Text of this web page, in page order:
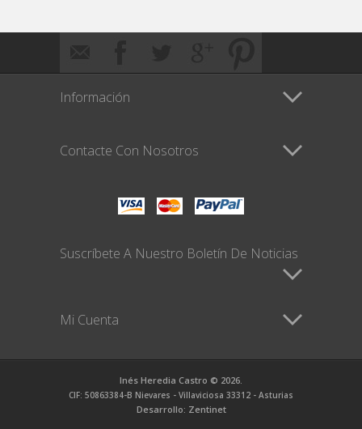
Información
Contacte Con Nosotros
Suscríbete A Nuestro Boletín De Noticias
Mi Cuenta
Inés Heredia Castro © 2026.
CIF: 50863384-B Nievares - Villaviciosa 33312 - Asturias
Desarrollo: Zentinet